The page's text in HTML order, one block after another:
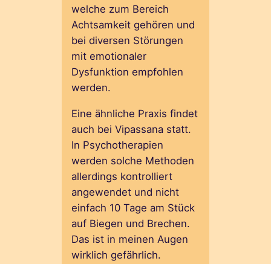
welche zum Bereich
Achtsamkeit gehören und
bei diversen Störungen
mit emotionaler
Dysfunktion empfohlen
werden.
Eine ähnliche Praxis findet
auch bei Vipassana statt.
In Psychotherapien
werden solche Methoden
allerdings kontrolliert
angewendet und nicht
einfach 10 Tage am Stück
auf Biegen und Brechen.
Das ist in meinen Augen
wirklich gefährlich.